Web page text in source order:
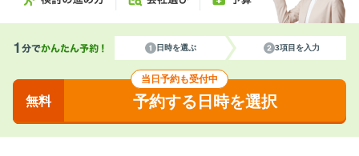
日時を選ぶ 3項目を入力
当日予約も受付中
無料 予約する日時を選択